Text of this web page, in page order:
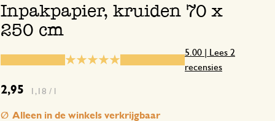
Inpakpapier, kruiden 70 x
250 cm
5.00 | Lees 2
recensies
2,95 1,18 / l
Alleen in de winkels verkrijgbaar
2